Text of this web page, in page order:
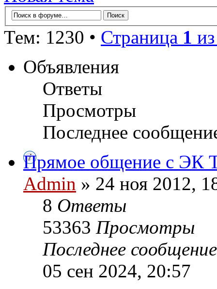
Тем: 1230 • Страница 1
Объявления
Ответы
Просмотры
Последнее
Прямое общение с ЭК
Admin » 24 ноя 2012,
8 Ответы
53363 Просмотры
Последнее
05 сен 2024, 20:57